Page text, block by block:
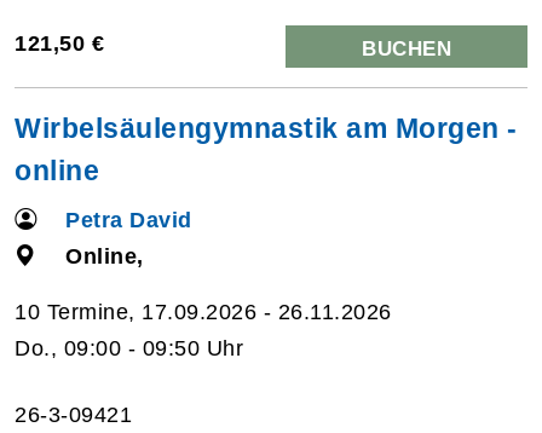
121,50 € BUCHEN
Wirbelsäulengymnastik am Morgen -
online
Petra David
Online,
10 Termine, 17.09.2026 - 26.11.2026
Do., 09:00 - 09:50 Uhr
26-3-09421